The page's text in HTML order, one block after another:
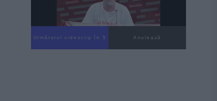
Următorul videoclip în 4 Anulează